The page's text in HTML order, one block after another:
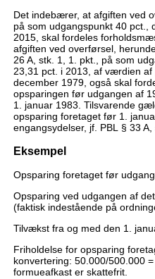
Det indebærer, at afgiften ved
på som udgangspunkt 40 pct.,
2015, skal fordeles
afgiften ved overførsel,
26 A, stk. 1, 1. pkt., på som
23,31 pct. i 2013, af værdien af
december 1979, også skal
opsparingen før udgangen af
1. januar 1983. Tilsvarende
opsparing foretaget før 1.
engangsydelser, jf. PBL § 33 A,
Eksempel
Opsparing foretaget før
Opsparing ved udgangen af
(faktisk indestående på
Tilvækst fra og med den 1.
Friholdelse for opsparing
konvertering: 50.000/500.000
formueafkast er skattefrit.